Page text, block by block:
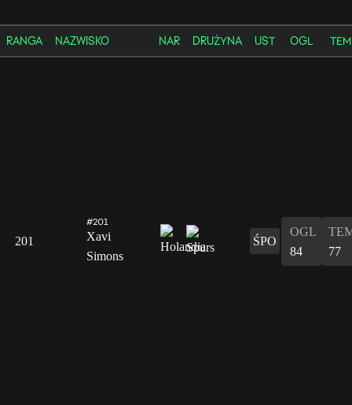
RANGA NAZWISKO NAR DRUŻYNA UST OGL TEM
201
#201
Xavi
Simons
ŚPO
OGL
84
77